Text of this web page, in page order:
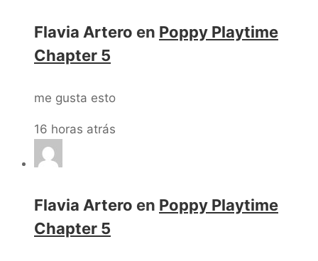
Flavia Artero en Poppy Playtime
Chapter 5
me gusta esto
16 horas atrás
Flavia Artero en Poppy Playtime
Chapter 5